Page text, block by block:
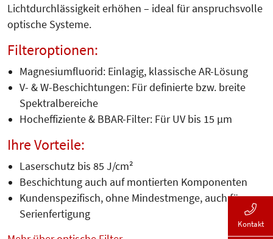
Lichtdurchlässigkeit erhöhen – ideal für anspruchsvolle
optische Systeme.
Filteroptionen:
Magnesiumfluorid: Einlagig, klassische AR-Lösung
V- & W-Beschichtungen: Für definierte bzw. breite
Spektralbereiche
Hocheffiziente & BBAR-Filter: Für UV bis 15 µm
Ihre Vorteile:
Laserschutz bis 85 J/cm²
Beschichtung auch auf montierten Komponenten
Kundenspezifisch, ohne Mindestmenge, auch für
Serienfertigung
Kontakt